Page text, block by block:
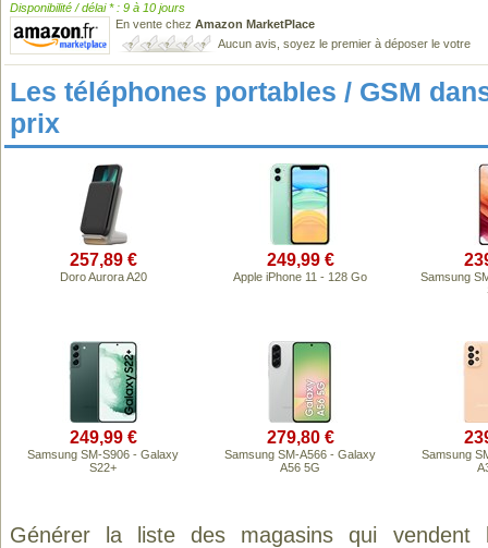
Disponibilité / délai * : 9 à 10 jours
En vente chez Amazon MarketPlace
Aucun avis, soyez le premier à déposer le votre
Les téléphones portables / GSM
prix
257,89 €
Doro Aurora A20
249,99 €
Apple iPhone 11 - 128 Go
Samsung
249,99 €
Samsung SM-S906 - Galaxy
S22+
279,80 €
Samsung SM-A566 - Galaxy
A56 5G
Samsung
Générer la liste des magasins qui